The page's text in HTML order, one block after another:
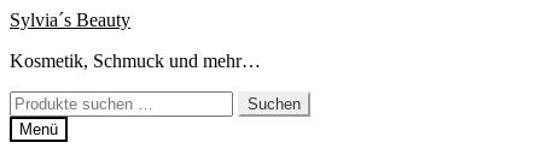
Zur
springen
Zum
springen
Sylvia´s Beauty
Kosmetik, Schmuck und mehr…
Suchen
nach:
Suchen
Menü